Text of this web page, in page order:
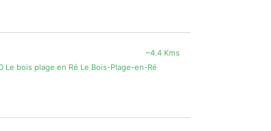
~4.4 Kms
Le bois plage en Ré Le Bois-Plage-en-Ré